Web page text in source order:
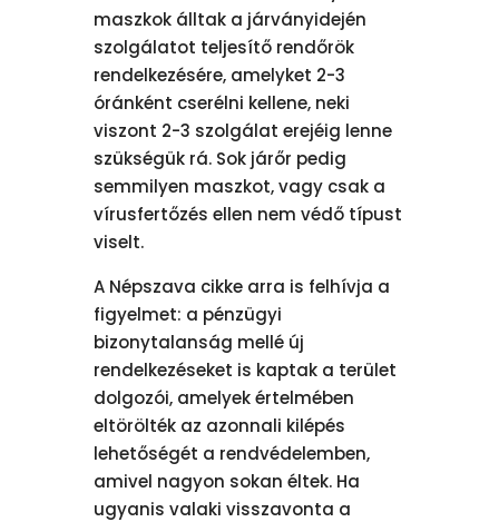
maszkok álltak a járványidején
szolgálatot teljesítő rendőrök
rendelkezésére, amelyket 2-3
óránként cserélni kellene, neki
viszont 2-3 szolgálat erejéig lenne
szükségük rá. Sok járőr pedig
semmilyen maszkot, vagy csak a
vírusfertőzés ellen nem védő típust
viselt.
A Népszava cikke arra is felhívja a
figyelmet: a pénzügyi
bizonytalanság mellé új
rendelkezéseket is kaptak a terület
dolgozói, amelyek értelmében
eltörölték az azonnali kilépés
lehetőségét a rendvédelemben,
amivel nagyon sokan éltek. Ha
ugyanis valaki visszavonta a